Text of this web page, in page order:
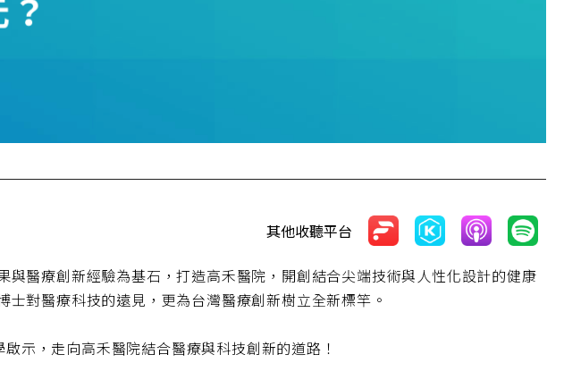
其他收聽平台
醫療創新經驗為基石，打造高禾醫院，開創結合尖端技術與人性化設計的健康
對醫療科技的遠見，更為台灣醫療創新樹立全新標竿。
示，走向高禾醫院結合醫療與科技創新的道路！